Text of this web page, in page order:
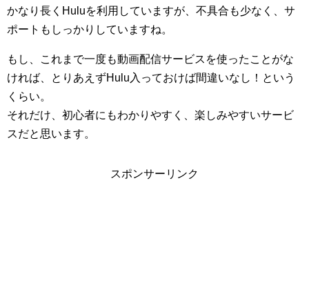
かなり長くHuluを利用していますが、不具合も少なく、サ
ポートもしっかりしていますね。
もし、これまで一度も動画配信サービスを使ったことがな
ければ、とりあえずHulu入っておけば間違いなし！という
くらい。
それだけ、初心者にもわかりやすく、楽しみやすいサービ
スだと思います。
スポンサーリンク